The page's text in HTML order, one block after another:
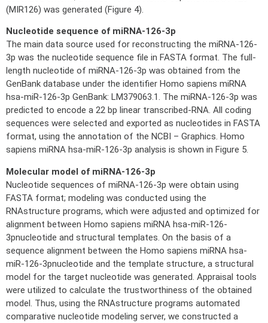
(MIR126) was generated (Figure 4).
Nucleotide sequence of miRNA-126-3p
The main data source used for reconstructing the miRNA-126-
3p was the nucleotide sequence file in FASTA format. The full-
length nucleotide of miRNA-126-3p was obtained from the
GenBank database under the identifier Homo sapiens miRNA
hsa-miR-126-3p GenBank: LM379063.1. The miRNA-126-3p was
predicted to encode a 22 bp linear transcribed-RNA. All coding
sequences were selected and exported as nucleotides in FASTA
format, using the annotation of the NCBI – Graphics. Homo
sapiens miRNA hsa-miR-126-3p analysis is shown in Figure 5.
Molecular model of miRNA-126-3p
Nucleotide sequences of miRNA-126-3p were obtain using
FASTA format; modeling was conducted using the
RNAstructure programs, which were adjusted and optimized for
alignment between Homo sapiens miRNA hsa-miR-126-
3pnucleotide and structural templates. On the basis of a
sequence alignment between the Homo sapiens miRNA hsa-
miR-126-3pnucleotide and the template structure, a structural
model for the target nucleotide was generated. Appraisal tools
were utilized to calculate the trustworthiness of the obtained
model. Thus, using the RNAstructure programs automated
comparative nucleotide modeling server, we constructed a